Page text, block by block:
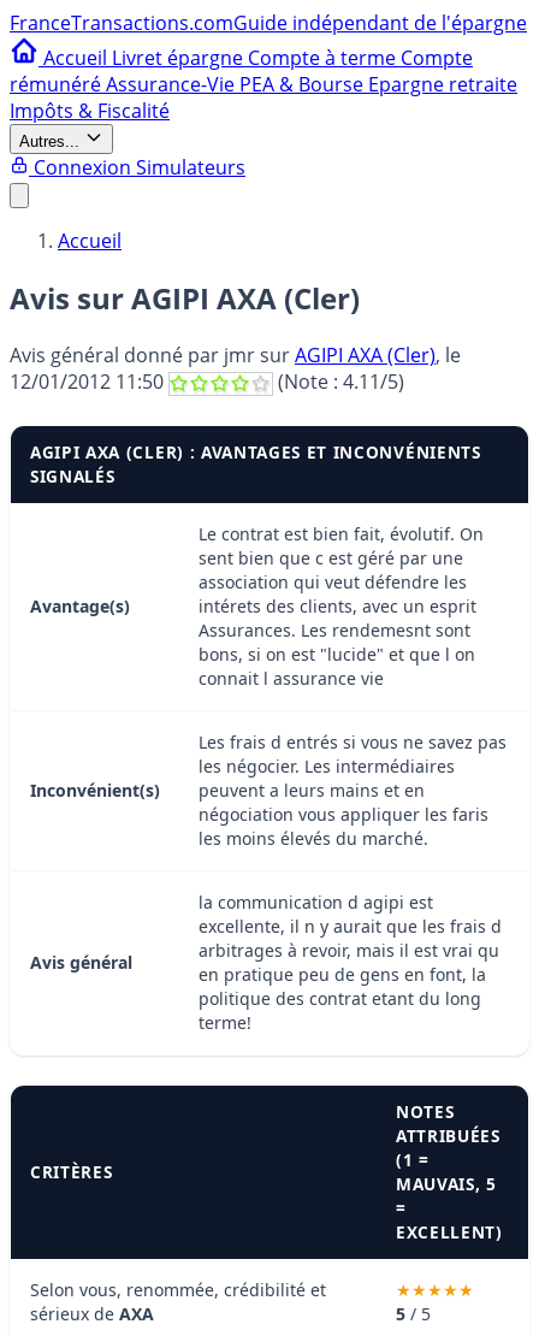
FranceTransactions.comGuide indépendant de l'épargne
Accueil Livret épargne Compte à terme Compte
rémunéréAssurance-Vie PEA & Bourse Epargne retraite
Impôts & Fiscalité
Autres...
Connexion Simulateurs
Accueil
Avis sur AGIPI AXA (Cler)
Avis général donné par jmrsurAGIPI AXA (Cler), le
12/01/2012 11:50
(Note : 4.11/5)
AGIPI AXA (CLER) : AVANTAGES ET INCONVÉNIENTS
SIGNALÉS
Avantage(s)
Le contrat est bien fait, évolutif. On
sent bien que c est géré par une
association qui veut défendre les
intérets des clients, avec un esprit
Assurances. Les rendemesnt sont
bons, si on est "lucide" et que l on
connait l assurance vie
Inconvénient(s)
Les frais d entrés si vous ne savez pas
les négocier. Les intermédiaires
peuvent a leurs mains et en
négociation vous appliquer les faris
les moins élevés du marché.
Avis général
la communication d agipi est
excellente, il n y aurait que les frais d
arbitrages à revoir, mais il est vrai qu
en pratique peu de gens en font, la
politique des contrat etant du long
terme!
CRITÈRES
NOTES
ATTRIBUÉES
(1 =
MAUVAIS, 5
=
EXCELLENT)
Selon vous, renommée, crédibilité et
sérieux de AXA 5 / 5